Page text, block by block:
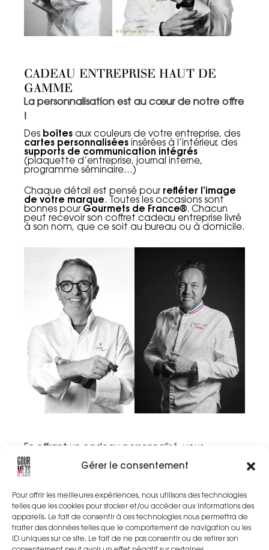
Gérer le consentement
Pour offrir les meilleures expériences, nous utilisons des technologies
telles que les cookies pour stocker et/ou accéder aux informations des
appareils. Le fait de consentir à ces technologies nous permettra de
traiter des données telles que le comportement de navigation ou les
ID uniques sur ce site. Le fait de ne pas consentir ou de retirer son
CADEAU ENTREPRISE HAUT DE
GAMME
La personnalisation est au cœur de notre offre
!
Des boîtes aux couleurs de votre entreprise, des
cartes personnalisées insérées à l’intérieur, des
supports de communication intégrés
(plaquette d’entreprise, journal interne,
programme séminaire…)
Chaque détail est pensé pour refléter l’image
de votre marque. Toutes les occasions sont
bonnes pour Gourmets de France®. Chacun
peut recevoir son coffret cadeau entreprise livré
à son nom, que ce soit au bureau ou à domicile.
En offrant un cadeau personnalisé, vous
valorisez le travail de vos collaborateurs, vous
renforcez la cohésion et vous créez du lien.
Gourmets de France® SPÉCIALE CADEAU
D’ENTREPRISE
, c’est l’assurance de créer du lien
dans les équipes et de marquer positivement
vos événements : séminaires, journées de Team
Building, lancements de produits, conférences,
congrès, salons, expositions ou événements
sportifs et culturels.